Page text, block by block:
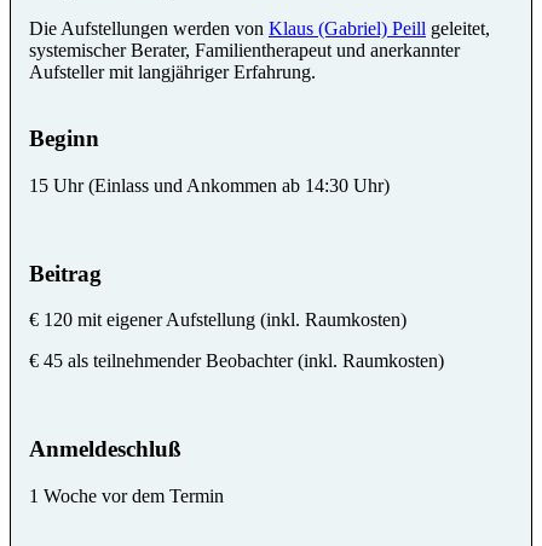
Die Aufstellungen werden von Klaus (Gabriel) Peill geleitet,
systemischer Berater, Familientherapeut und anerkannter
Aufsteller mit langjähriger Erfahrung.
Beginn
15 Uhr (Einlass und Ankommen ab 14:30 Uhr)
Beitrag
€ 120 mit eigener Aufstellung (inkl. Raumkosten)
€ 45 als teilnehmender Beobachter (inkl. Raumkosten)
Anmeldeschluß
1 Woche vor dem Termin